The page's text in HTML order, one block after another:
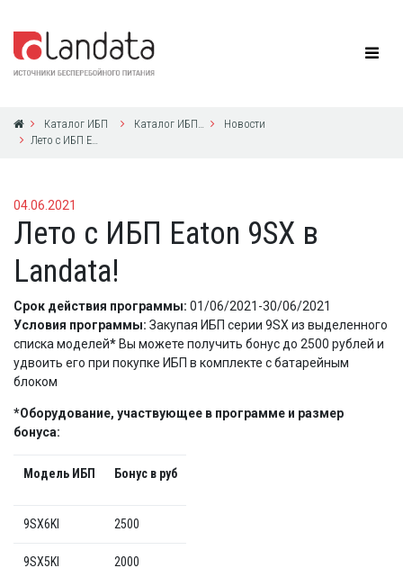
Каталог ИБП Каталог ИБП Eaton Powerware
Новости
Лето с ИБП Eaton 9SX в Landata!
04.06.2021
Лето с ИБП Eaton 9SX в
Landata!
Срок действия программы: 01/06/2021-30/06/2021
Условия программы: Закупая ИБП серии 9SX из выделенного
списка моделей* Вы можете получить бонус до 2500 рублей и
удвоить его при покупке ИБП в комплекте с батарейным
блоком
*Оборудование, участвующее в программе и размер
бонуса:
Модель ИБП Бонус в руб
9SX6KI 2500
9SX5KI 2000